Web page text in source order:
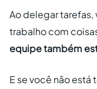
Ao delegar
trabalho com
equipe também
E se você não